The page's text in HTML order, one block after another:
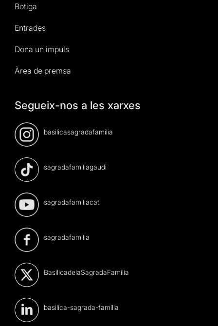
Botiga
Entrades
Dona un impuls
Àrea de premsa
Segueix-nos a les xarxes
basilicasagradafamilia
sagradafamiliagaudi
sagradafamiliacat
sagradafamilia
BasilicadelaSagradaFamilia
basilica-sagrada-familia